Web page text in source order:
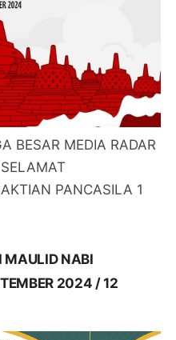
BESAR MEDIA RADAR
PANCASILA 1
MAULID NABI
2024 / 12